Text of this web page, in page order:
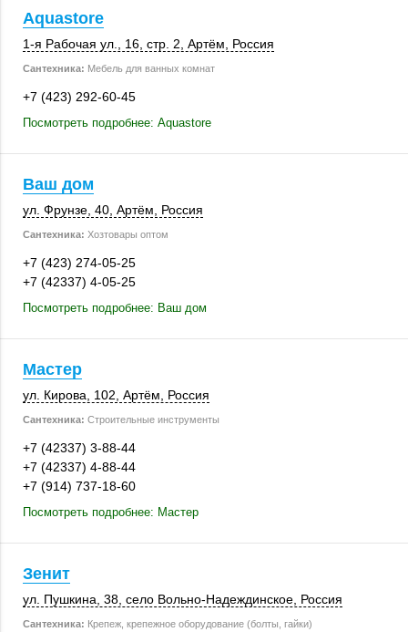
Aquastore
1-я Рабочая ул., 16 стр. 2 Артём Россия
Сантехника: Мебель для ванных комнат
+7 (423) 292-60-45
Посмотреть подробнее: Aquastore
Ваш дом
ул. Фрунзе, 40 Артём Россия
Сантехника: Хозтовары оптом
+7 (423) 274-05-25
+7 (42337) 4-05-25
Посмотреть подробнее: Ваш дом
Мастер
ул. Кирова 102 Артём Россия
Сантехника: Строительные инструменты
+7 (42337) 3-88-44
+7 (42337) 4-88-44
+7 (914) 737-18-60
Посмотреть подробнее: Мастер
Зенит
ул. Пушкина, 38 , село Вольно-Надеждинское, Россия
Сантехника: Крепеж, крепежное оборудование (болты, гайки)